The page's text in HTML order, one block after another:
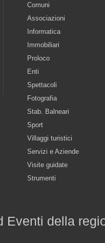
Comuni
Associazioni
Informatica
Immobiliari
Proloco
Enti
Spettacoli
Fotografia
Stab. Balneari
Sport
Villaggi turistici
Servizi e Aziende
Visite guidate
Strumenti
Eventi della